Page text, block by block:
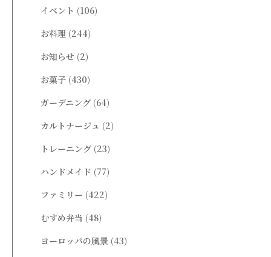
イベント (106)
お料理 (244)
お知らせ (2)
お菓子 (430)
ガーデニング (64)
カルトナージュ (2)
トレーニング (23)
ハンドメイド (77)
ファミリー (422)
むすめ弁当 (48)
ヨーロッパの風景 (43)